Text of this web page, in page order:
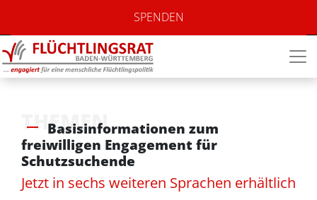
SPENDEN
THEMEN
Basisinformationen zum
freiwilligen Engagement für
Schutzsuchende
Jetzt in sechs weiteren Sprachen erhältlich